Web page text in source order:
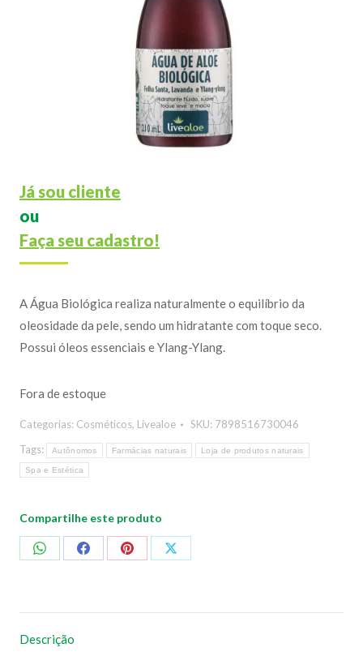
Já sou cliente
ou
Faça seu cadastro!
A Água Biológica realiza naturalmente o equilíbrio da
oleosidade da pele, sendo um hidratante com toque seco.
Possui óleos essenciais e Ylang-Ylang.
Fora de estoque
Categorias: Cosméticos, Livealoe SKU: 7898516730046
Tags:
Autônomos Farmácias naturais Loja de produtos naturais
Spa e Estética
Compartilhe este produto
CompartilharCompartilharCompartilharCompartilhar
Descrição